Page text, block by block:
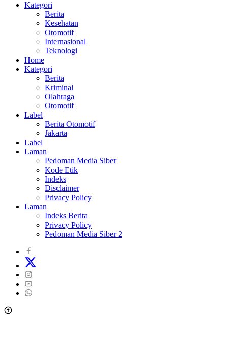
Kategori
Berita
Kesehatan
Otomotif
Internasional
Teknologi
Home
Kategori
Berita
Kriminal
Olahraga
Otomotif
Label
Berita Otomotif
Jakarta
Label
Laman
Pedoman Media Siber
Kode Etik
Indeks
Disclaimer
Privacy Policy
Laman
Indeks Berita
Privacy Policy
Pedoman Media Siber 2